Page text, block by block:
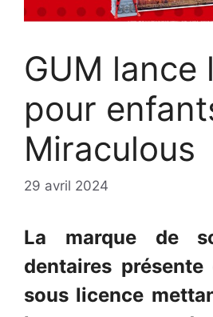
GUM lance
pour
Miraculous
29 avril 2024
La marque de
dentaires
sous licence